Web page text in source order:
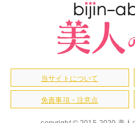
当サイトについて
免責事項・注意点